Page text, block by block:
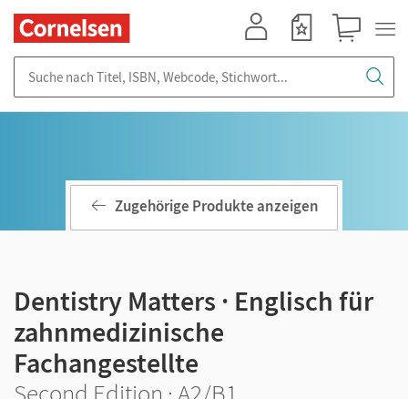
Zugehörige Produkte anzeigen
Dentistry Matters · Englisch für
zahnmedizinische
Fachangestellte
Second Edition · A2/B1